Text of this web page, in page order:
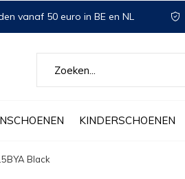
KINDERSCHOENEN
vanaf 50 euro in BE en NL
Black